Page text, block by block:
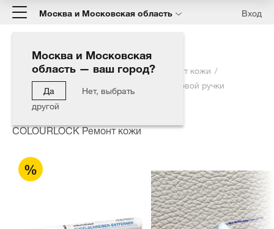
Москва и Московская область
Москва и Московская
область — ваш город?
Да
Нет, выбрать
другой
Вход
Главная Каталог COLOURLOCK Ремонт кожи
Жидкость для удаления чернил от шариковой ручки
COLOURLOCK, 9,5 мл
COLOURLOCK Ремонт кожи